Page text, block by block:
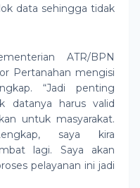
data sehingga tidak
ATR/BPN
Pertanahan mengisi
“Jadi penting
datanya harus valid
untuk masyarakat.
saya kira
lagi. Saya akan
pelayanan ini jadi